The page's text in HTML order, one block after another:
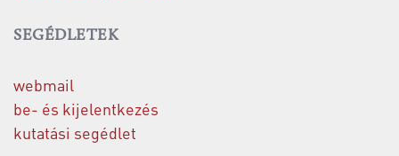
SEGÉDLETEK
webmail
be- és kijelentkezés
kutatási segédlet